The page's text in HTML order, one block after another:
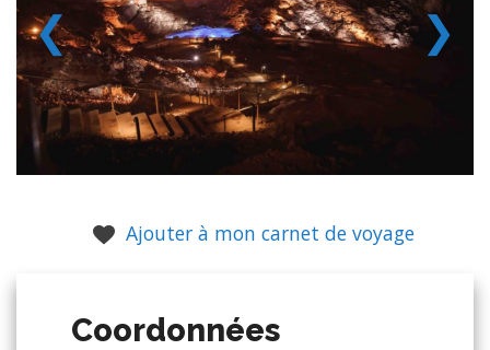
❮ ❯
Ajouter à mon carnet de voyage
Coordonnées